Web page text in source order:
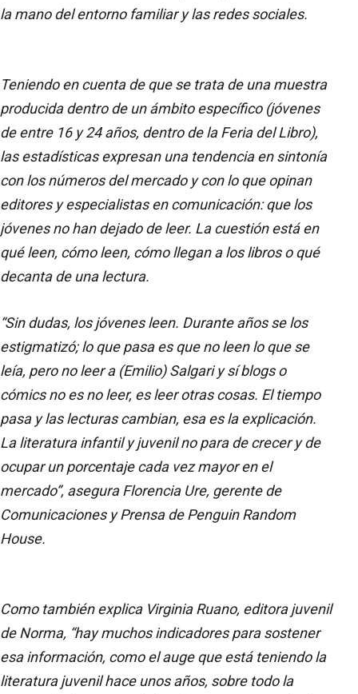
la mano del entorno familiar y las redes sociales.
Teniendo en cuenta de que se trata de una muestra
producida dentro de un ámbito específico (jóvenes
de entre 16 y 24 años, dentro de la Feria del Libro),
las estadísticas expresan una tendencia en sintonía
con los números del mercado y con lo que opinan
editores y especialistas en comunicación: que los
jóvenes no han dejado de leer. La cuestión está en
qué leen, cómo leen, cómo llegan a los libros o qué
decanta de una lectura.
“Sin dudas, los jóvenes leen. Durante años se los
estigmatizó; lo que pasa es que no leen lo que se
leía, pero no leer a (Emilio) Salgari y sí blogs o
cómics no es no leer, es leer otras cosas. El tiempo
pasa y las lecturas cambian, esa es la explicación.
La literatura infantil y juvenil no para de crecer y de
ocupar un porcentaje cada vez mayor en el
mercado”, asegura Florencia Ure, gerente de
Comunicaciones y Prensa de Penguin Random
House.
Como también explica Virginia Ruano, editora juvenil
de Norma, “hay muchos indicadores para sostener
esa información, como el auge que está teniendo la
literatura juvenil hace unos años, sobre todo la